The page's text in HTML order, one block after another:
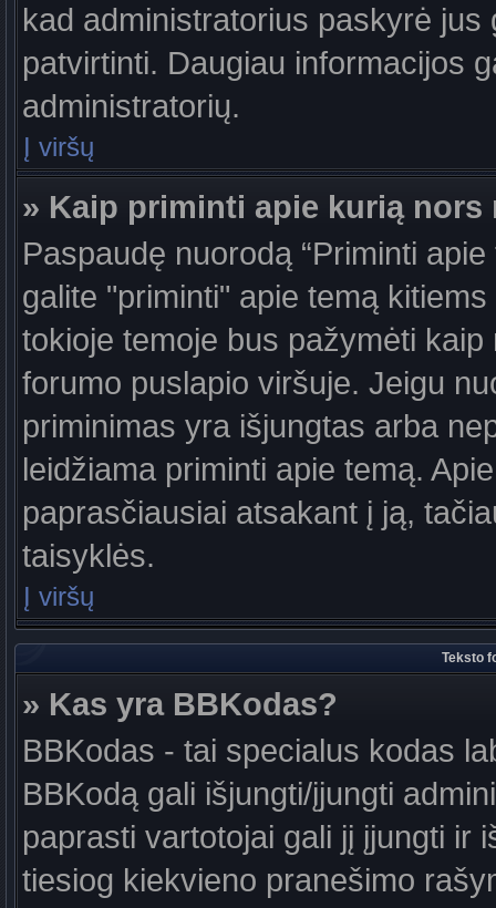
kad administratorius paskyrė
patvirtinti. Daugiau informacijos
administratorių.
Į viršų
» Kaip priminti apie kurią nors
Paspaudę nuorodą “Priminti
galite "priminti" apie temą
tokioje temoje bus pažymėti
forumo puslapio viršuje. Jeigu
priminimas yra išjungtas arba
leidžiama priminti apie temą.
paprasčiausiai atsakant į ją,
taisyklės.
Į viršų
Teksto
» Kas yra BBKodas?
BBKodas - tai specialus kodas
BBKodą gali išjungti/įjungti
paprasti vartotojai gali jį įjungti ir
tiesiog kiekvieno pranešimo